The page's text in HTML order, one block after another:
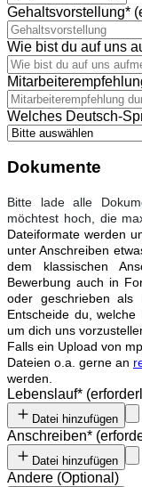
Gehaltsvorstellung*
Wie bist du auf uns
Welches Deutsch-
Dokumente
Bitte lade alle
möchtest hoch, die
Dateiformate werden
unter Anschreiben
dem klassischen
Bewerbung auch in
oder geschrieben als
Entscheide du, welche
um dich uns
Falls ein Upload von
Dateien o.a. gerne an
werden.
Lebenslauf*
Datei hinzufügen
Anschreiben*
Datei hinzufügen
Andere (Optional )